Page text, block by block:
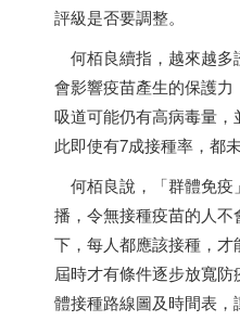
評級是否要調整。
何栢良續指，越來越多
會影響疫苗產生的保護
吸道可能仍有高病毒量
此即使有7成接種率，都
何栢良說，「群體免疫
播，令無接種疫苗的人
下，每人都應該接種，才
屆時才有條件逐步放寬
體接種路線圖及時間表，